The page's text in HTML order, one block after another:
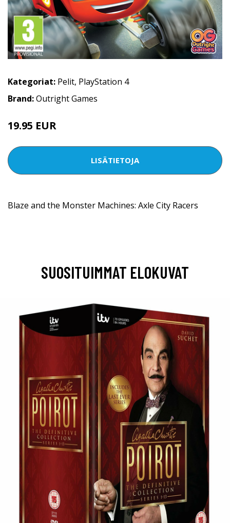
Kategoriat: Pelit, PlayStation 4
Brand:Outright Games
19.95 EUR
LISÄTIETOJA
Blaze and the Monster Machines: Axle City Racers
SUOSITUIMMAT ELOKUVAT